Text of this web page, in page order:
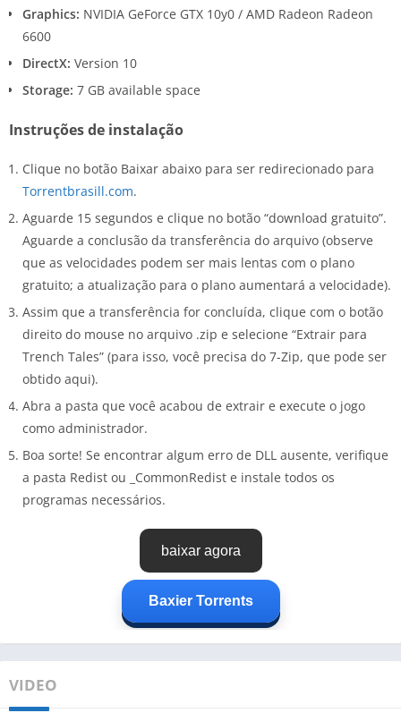
Graphics: NVIDIA GeForce GTX 10y0 / AMD Radeon Radeon
6600
DirectX: Version 10
Storage: 7 GB available space
Instruções de instalação
Clique no botão Baixar abaixo para ser redirecionado para
Torrentbrasill.com.
Aguarde 15 segundos e clique no botão “download gratuito”.
Aguarde a conclusão da transferência do arquivo (observe
que as velocidades podem ser mais lentas com o plano
gratuito; a atualização para o plano aumentará a velocidade).
Assim que a transferência for concluída, clique com o botão
direito do mouse no arquivo .zip e selecione “Extrair para
Trench Tales” (para isso, você precisa do 7-Zip, que pode ser
obtido aqui).
Abra a pasta que você acabou de extrair e execute o jogo
como administrador.
Boa sorte! Se encontrar algum erro de DLL ausente, verifique
a pasta Redist ou _CommonRedist e instale todos os
programas necessários.
baixar agora
Baxier Torrents
VIDEO